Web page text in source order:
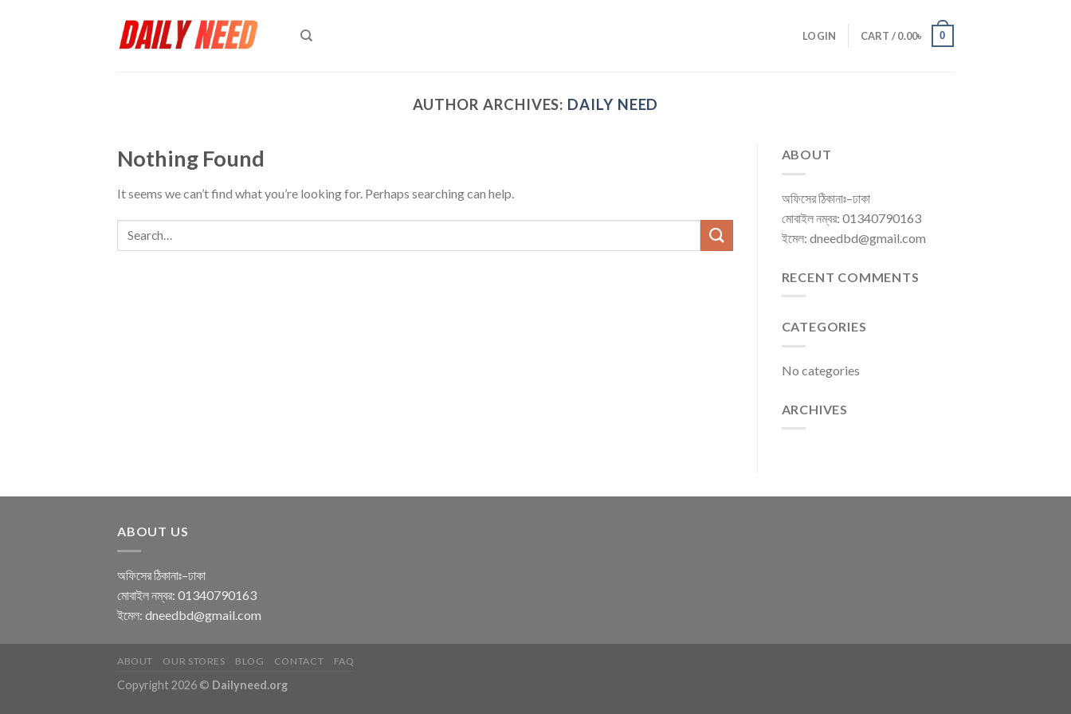
LOGIN CART /0.00৳ 0
AUTHOR ARCHIVES: DAILY NEED
Nothing Found
It seems we can’t find what you’re looking for. Perhaps searching can help.
ABOUT
অফিসের ঠিকানাঃ–ঢাকা
মোবাইল নম্বর: 01340790163
ইমেল: dneedbd@gmail.com
RECENT COMMENTS
CATEGORIES
No categories
ARCHIVES
ABOUT US
অফিসের ঠিকানাঃ–ঢাকা
মোবাইল নম্বর: 01340790163
ইমেল: dneedbd@gmail.com
ABOUT OUR STORES BLOG CONTACT FAQ
Copyright 2026 © Dailyneed.org